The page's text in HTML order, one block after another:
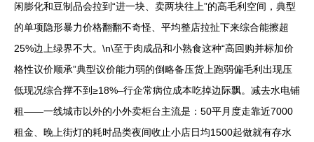
闲膨化和豆制品会拉到“进一块、卖两块往上”的高毛利空间，典型
的单项隐形暴力价格翻翻不奇怪、平均整店拉扯下来综合能擦超
25%边上绿界不大。\n\至于肉成品和小熟食这种“高回购并标加价
格性议价顺承”典型议价能力弱的倒略备压货上跑弱偏毛利出现压
低现况综合撑不到≥18%–行企常病位成本吃掉边际飘。减去水电铺
租——一线城市以外的小外卖柜台主流是：50平月度走靠近7000
租金、晚上街灯的耗时品类夜间收止小店日均1500起做就有存水